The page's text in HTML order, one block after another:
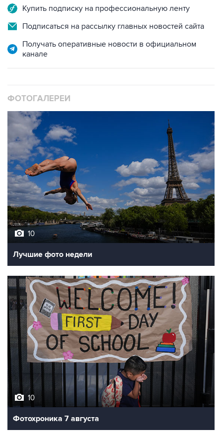
Подписаться на рассылку главных новостей сайта
Получать оперативные новости в официальном
10
Лучшие фото недели
10
Фотохроника 7 августа